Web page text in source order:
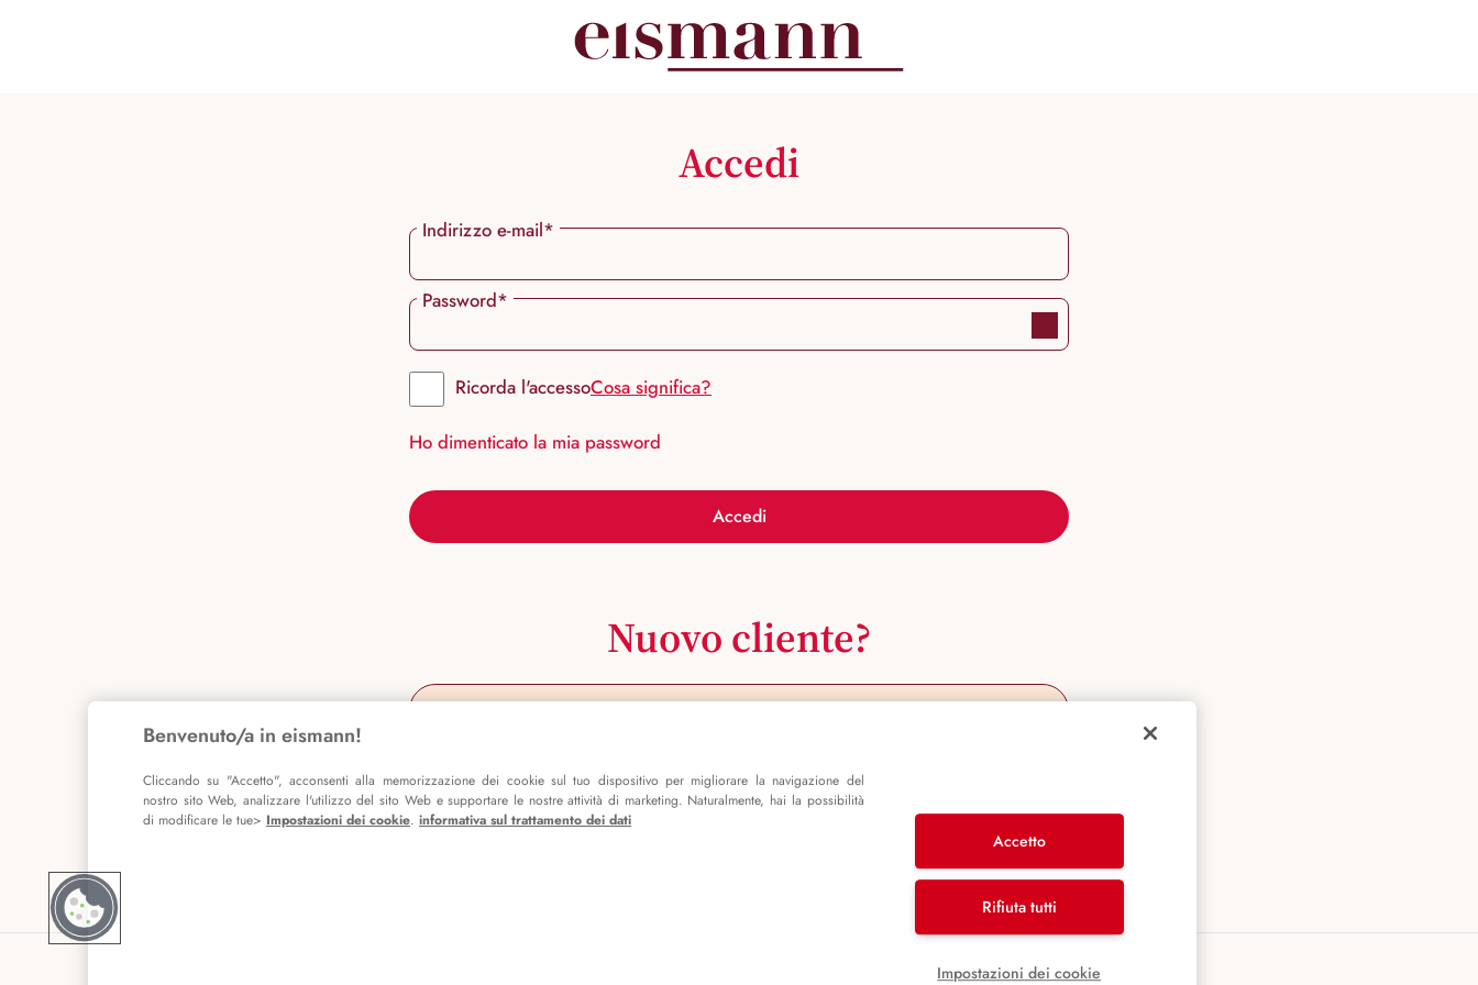
Accedi
Indirizzo e-mail*
Password*
Ricorda l'accessoCosa significa?
Ho dimenticato la mia password
Accedi
Nuovo cliente?
Registrati ora
Benvenuto/a in eismann!
Cliccando su "Accetto", acconsenti alla memorizzazione dei cookie sul tuo dispositivo per migliorare la navigazione del
nostro sito Web, analizzare l'utilizzo del sito Web e supportare le nostre attività di marketing. Naturalmente, hai la possibilità
di modificare le tue> Impostazioni dei cookie. informativa sul trattamento dei dati
Accetto
Rifiuta tutti
Impostazioni dei cookie